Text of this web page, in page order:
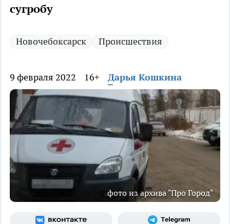
сугробу
Новочебоксарск Происшествия
9 февраля 2022 16+ Дарья Кошкина
фото из архива "Про Город"